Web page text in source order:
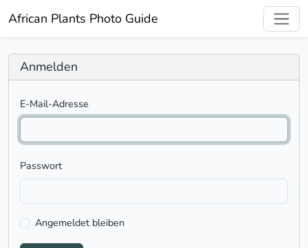
African Plants Photo Guide
Anmelden
E-Mail-Adresse
Passwort
Angemeldet bleiben